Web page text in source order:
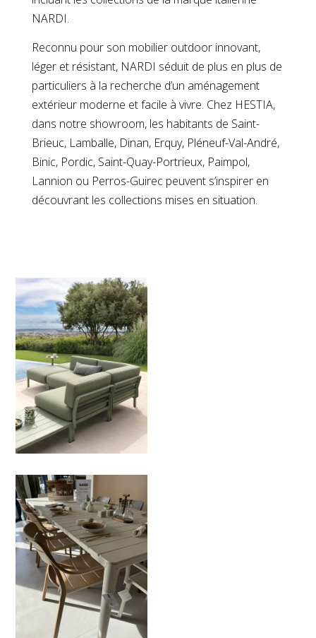
NARDI.
Reconnu pour son mobilier outdoor innovant,
léger et résistant, NARDI séduit de plus en plus de
particuliers à la recherche d’un aménagement
extérieur moderne et facile à vivre. Chez HESTIA,
dans notre showroom, les habitants de Saint-
Brieuc, Lamballe, Dinan, Erquy, Pléneuf-Val-André,
Binic, Pordic, Saint-Quay-Portrieux, Paimpol,
Lannion ou Perros-Guirec peuvent s’inspirer en
découvrant les collections mises en situation.